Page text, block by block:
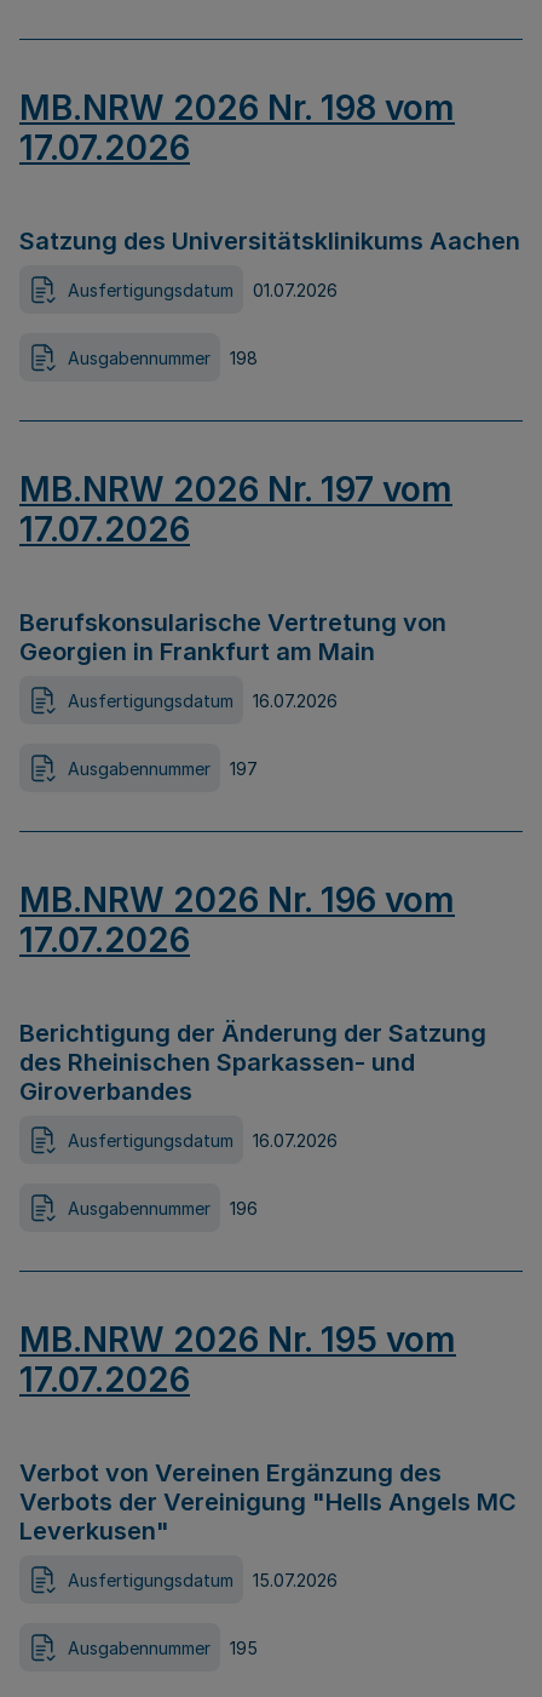
MB.NRW 2026 Nr. 198 vom
17.07.2026
Satzung des Universitätsklinikums Aachen
Ausfertigungsdatum 01.07.2026
Ausgabennummer 198
MB.NRW 2026 Nr. 197 vom
17.07.2026
Berufskonsularische Vertretung von
Georgien in Frankfurt am Main
Ausfertigungsdatum 16.07.2026
Ausgabennummer 197
MB.NRW 2026 Nr. 196 vom
17.07.2026
Berichtigung der Änderung der Satzung
des Rheinischen Sparkassen- und
Giroverbandes
Ausfertigungsdatum 16.07.2026
Ausgabennummer 196
MB.NRW 2026 Nr. 195 vom
17.07.2026
Verbot von Vereinen Ergänzung des
Verbots der Vereinigung "Hells Angels MC
Leverkusen"
Ausfertigungsdatum 15.07.2026
Ausgabennummer 195